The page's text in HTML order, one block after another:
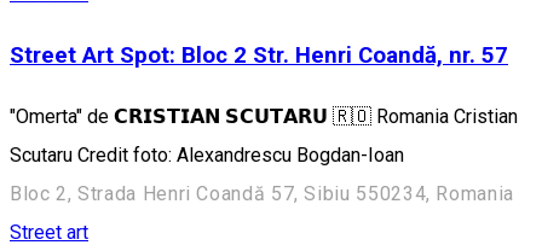
Street Art Spot: Bloc 2 Str. Henri Coandă, nr. 57
"Omerta" de 𝗖𝗥𝗜𝗦𝗧𝗜𝗔𝗡 𝗦𝗖𝗨𝗧𝗔𝗥𝗨 🇷🇴 Romania Cristian
Scutaru Credit foto: Alexandrescu Bogdan-Ioan
Bloc 2, Strada Henri Coandă 57, Sibiu 550234, Romania
Street art